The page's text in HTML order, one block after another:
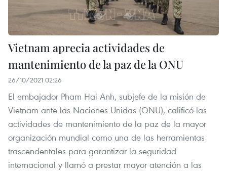
Vietnam aprecia actividades de
mantenimiento de la paz de la ONU
26/10/2021 02:26
El embajador Pham Hai Anh, subjefe de la misión de
Vietnam ante las Naciones Unidas (ONU), calificó las
actividades de mantenimiento de la paz de la mayor
organización mundial como una de las herramientas
trascendentales para garantizar la seguridad
internacional y llamó a prestar mayor atención a las